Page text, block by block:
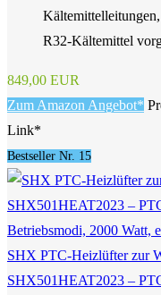
R32-Kältemittel
849,00 EUR
Zum Amazon Angebot*
Link*
Bestseller Nr. 15
SHX PTC-Heizlüfter zur
SHX501HEAT2023 –